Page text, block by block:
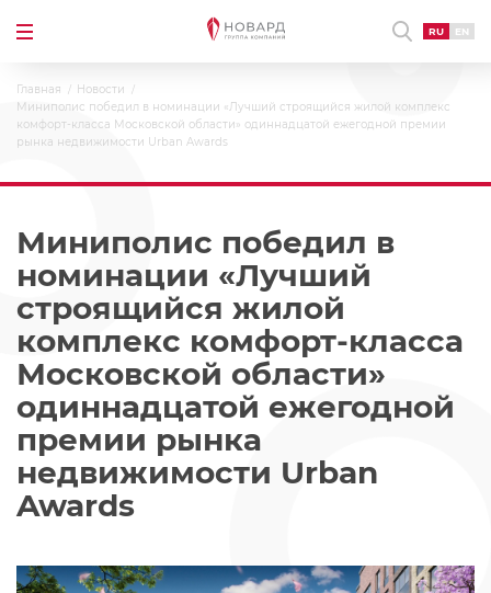
RU EN
Главная
Новости
Миниполис победил в номинации «Лучший строящийся жилой комплекс
комфорт-класса Московской области» одиннадцатой ежегодной премии
рынка недвижимости Urban Awards
Миниполис победил в
номинации «Лучший
строящийся жилой
комплекс комфорт-класса
Московской области»
одиннадцатой ежегодной
премии рынка
недвижимости Urban
Awards